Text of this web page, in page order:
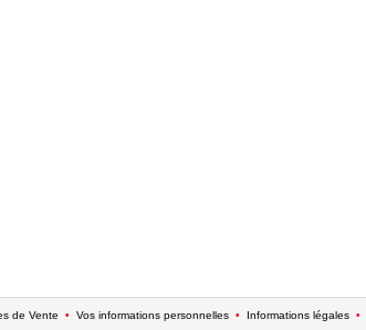
de Vente • Vos informations personnelles • Informations légales •